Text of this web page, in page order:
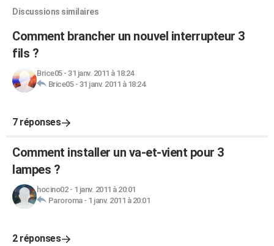
Discussions similaires
Comment brancher un nouvel interrupteur 3
fils ?
Brice05- 31 janv. 2011 à 18:24
Brice05- 31 janv. 2011 à 18:24
7 réponses
Comment installer un va-et-vient pour 3
lampes ?
hocino02- 1 janv. 2011 à 20:01
Paroroma- 1 janv. 2011 à 20:01
2 réponses